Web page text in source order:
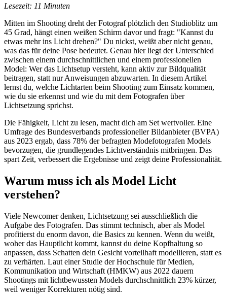
Lesezeit: 11 Minuten
Mitten im Shooting dreht der Fotograf plötzlich den Studioblitz um
45 Grad, hängt einen weißen Schirm davor und fragt: "Kannst du
etwas mehr ins Licht drehen?" Du nickst, weißt aber nicht genau,
was das für deine Pose bedeutet. Genau hier liegt der Unterschied
zwischen einem durchschnittlichen und einem professionellen
Model: Wer das Lichtsetup versteht, kann aktiv zur Bildqualität
beitragen, statt nur Anweisungen abzuwarten. In diesem Artikel
lernst du, welche Lichtarten beim Shooting zum Einsatz kommen,
wie du sie erkennst und wie du mit dem Fotografen über
Lichtsetzung sprichst.
Die Fähigkeit, Licht zu lesen, macht dich am Set wertvoller. Eine
Umfrage des Bundesverbands professioneller Bildanbieter (BVPA)
aus 2023 ergab, dass 78% der befragten Modefotografen Models
bevorzugen, die grundlegendes Lichtverständnis mitbringen. Das
spart Zeit, verbessert die Ergebnisse und zeigt deine Professionalität.
Warum muss ich als Model Licht
verstehen?
Viele Newcomer denken, Lichtsetzung sei ausschließlich die
Aufgabe des Fotografen. Das stimmt technisch, aber als Model
profitierst du enorm davon, die Basics zu kennen. Wenn du weißt,
woher das Hauptlicht kommt, kannst du deine Kopfhaltung so
anpassen, dass Schatten dein Gesicht vorteilhaft modellieren, statt es
zu verhärten. Laut einer Studie der Hochschule für Medien,
Kommunikation und Wirtschaft (HMKW) aus 2022 dauern
Shootings mit lichtbewussten Models durchschnittlich 23% kürzer,
weil weniger Korrekturen nötig sind.